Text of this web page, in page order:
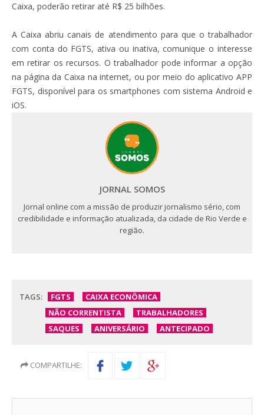
Caixa, poderão retirar até R$ 25 bilhões.
A Caixa abriu canais de atendimento para que o trabalhador
com conta do FGTS, ativa ou inativa, comunique o interesse
em retirar os recursos. O trabalhador pode informar a opção
na página da Caixa na internet, ou por meio do aplicativo APP
FGTS, disponível para os smartphones com sistema Android e
iOS.
JORNAL SOMOS
Jornal online com a missão de produzir jornalismo sério, com
credibilidade e informação atualizada, da cidade de Rio Verde e
região.
TAGS: FGTS
CAIXA ECONÔMICA
NÃO CORRENTISTA
TRABALHADORES
SAQUES
ANIVERSÁRIO ANTECIPADO
COMPARTILHE: